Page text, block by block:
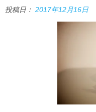
投稿日： 2017年12月16日